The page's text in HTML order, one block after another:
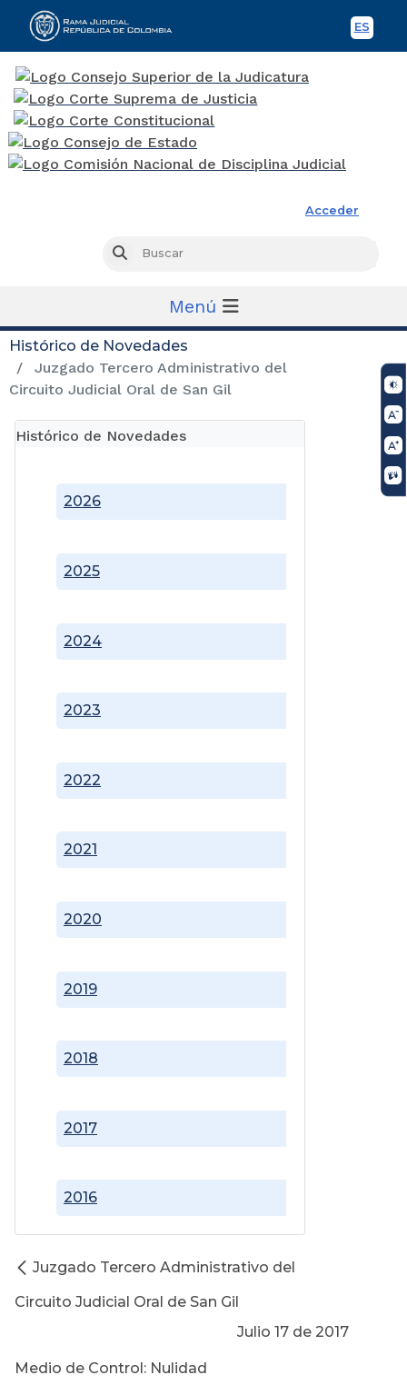
ES
Acceder
Buscar
Menú
Histórico de Novedades
Juzgado Tercero Administrativo del
Circuito Judicial Oral de San Gil
Histórico de Novedades
2016
2017
2018
2019
2020
2021
2022
2023
2024
2025
2026
Juzgado Tercero Administrativo del
Circuito Judicial Oral de San Gil
Julio 17 de 2017
Medio de Control: Nulidad